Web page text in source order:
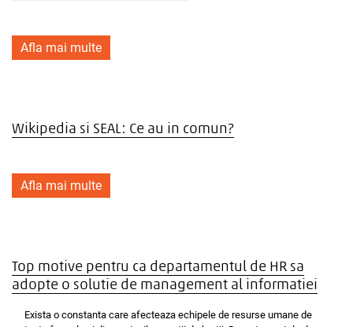
Afla mai multe
Wikipedia si SEAL: Ce au in comun?
Afla mai multe
Top motive pentru ca departamentul de HR sa
adopte o solutie de management al informatiei
Exista o constanta care afecteaza echipele de resurse umane de